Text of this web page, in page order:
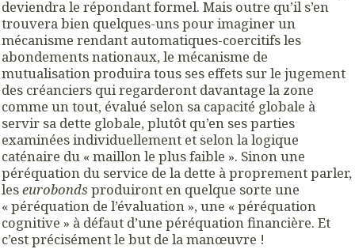
deviendra le répondant formel. Mais outre qu’il s’en
trouvera bien quelques-uns pour imaginer un
mécanisme rendant automatiques-coercitifs les
abondements nationaux, le mécanisme de
mutualisation produira tous ses effets sur le jugement
des créanciers qui regarderont davantage la zone
comme un tout, évalué selon sa capacité globale à
servir sa dette globale, plutôt qu’en ses parties
examinées individuellement et selon la logique
caténaire du « maillon le plus faible ». Sinon une
péréquation du service de la dette à proprement parler,
leseurobondsproduiront en quelque sorte une
« péréquation de l’évaluation », une « péréquation
cognitive » à défaut d’une péréquation financière. Et
c’est précisément le but de la manœuvre !